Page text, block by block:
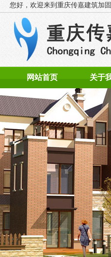
您好，欢迎来到重庆传嘉建筑加
网站首页 关于